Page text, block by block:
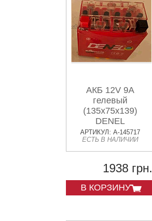
АКБ 12V 9A
гелевый
(135x75x139)
DENEL
АРТИКУЛ: A-145717
ЕСТЬ В НАЛИЧИИ
1938 грн.
В КОРЗИНУ